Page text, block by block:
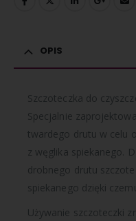
OPIS
Szczoteczka do
Specjalnie
twardego drutu w celu
z węglika spiekanego.
drobnego drutu
spiekanego dzięki
Używanie szczoteczki